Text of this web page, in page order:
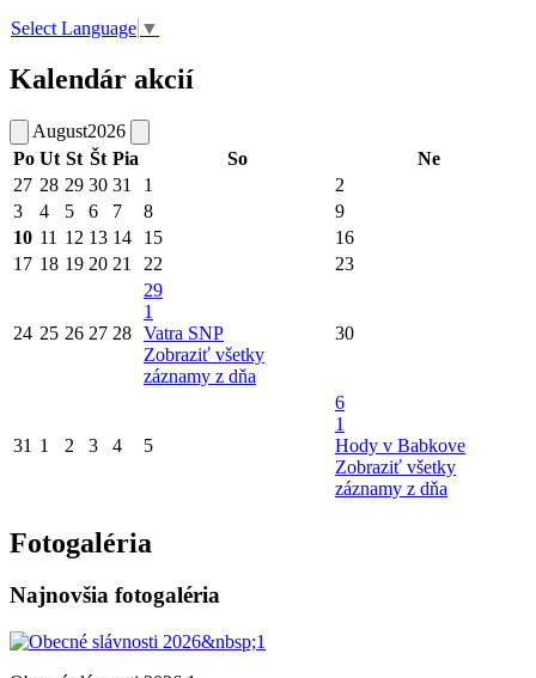
Select Language ▼
Kalendár akcií
August2026
Po Ut St Št Pia So
Ne
27 28 29 30 31 1
2
3
4 5 6 7 8
9
10 11 12 13 14 15
16
17 18 19 20 21 22 23
24 25 26 27 28
29
1
Vatra SNP
Zobraziť všetky
záznamy z dňa
30
31 1 2 3 4 5
6
1
Hody v Babkove
Zobraziť všetky
záznamy z dňa
Fotogaléria
Najnovšia fotogaléria